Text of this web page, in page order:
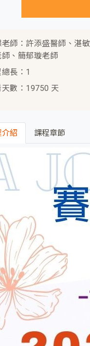
老師：許添盛醫師、湛
師、簡郁璇老師
長：1
天數：19750 天
介紹 課程章節